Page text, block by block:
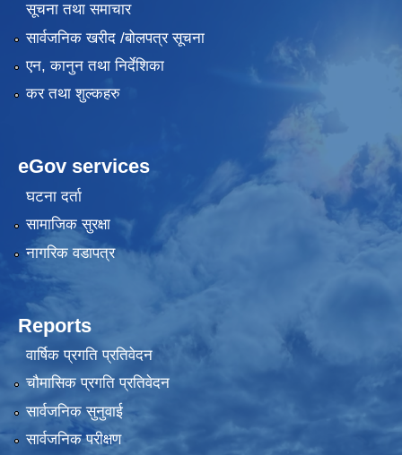
सूचना तथा समाचार
सार्वजनिक खरीद /बोलपत्र सूचना
एन, कानुन तथा निर्देशिका
कर तथा शुल्कहरु
eGov services
घटना दर्ता
सामाजिक सुरक्षा
नागरिक वडापत्र
Reports
वार्षिक प्रगति प्रतिवेदन
चौमासिक प्रगति प्रतिवेदन
सार्वजनिक सुनुवाई
सार्वजनिक परीक्षण